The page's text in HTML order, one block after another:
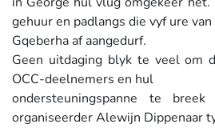
gehuur en padlangs die vyf ure van
Gqeberha af aangedurf.
Geen uitdaging blyk te veel om
OCC-deelnemers en hul
ondersteuningspanne te
organiseerder Alewijn Dippenaar